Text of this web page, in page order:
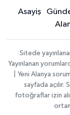
Asayiş
Sitede
Yayınlanan
| Yeni Alanya
sayfada açılır.
fotoğraflar izin